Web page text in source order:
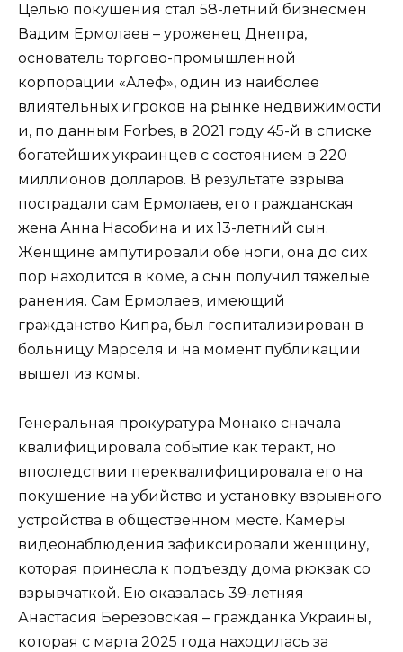
Целью покушения стал 58-летний бизнесмен
Вадим Ермолаев – уроженец Днепра,
основатель торгово-промышленной
корпорации «Алеф», один из наиболее
влиятельных игроков на рынке недвижимости
и, по данным Forbes, в 2021 году 45-й в списке
богатейших украинцев с состоянием в 220
миллионов долларов. В результате взрыва
пострадали сам Ермолаев, его гражданская
жена Анна Насобина и их 13-летний сын.
Женщине ампутировали обе ноги, она до сих
пор находится в коме, а сын получил тяжелые
ранения. Сам Ермолаев, имеющий
гражданство Кипра, был госпитализирован в
больницу Марселя и на момент публикации
вышел из комы.
Генеральная прокуратура Монако сначала
квалифицировала событие как теракт, но
впоследствии переквалифицировала его на
покушение на убийство и установку взрывного
устройства в общественном месте. Камеры
видеонаблюдения зафиксировали женщину,
которая принесла к подъезду дома рюкзак со
взрывчаткой. Ею оказалась 39-летняя
Анастасия Березовская – гражданка Украины,
которая с марта 2025 года находилась за